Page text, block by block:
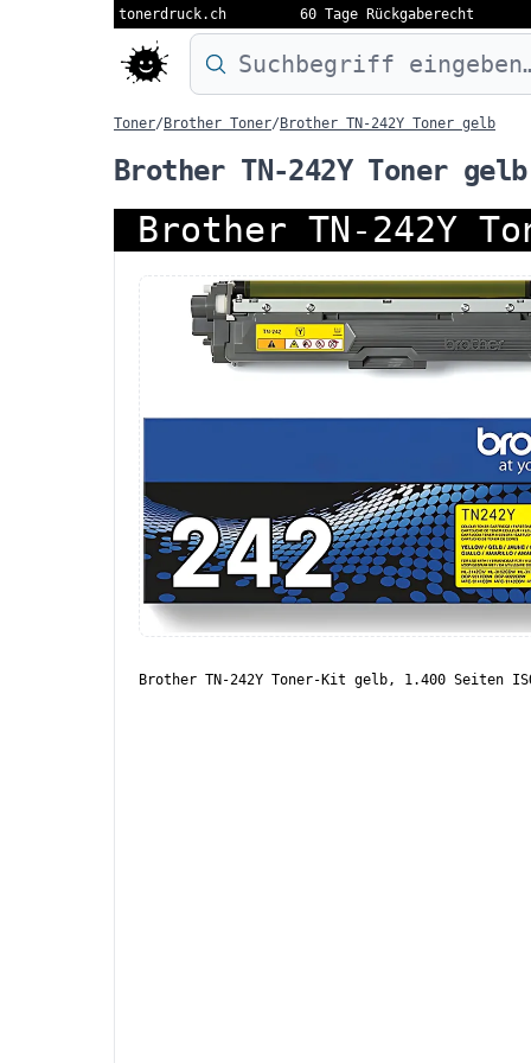
tonerdruck.ch 60 Tage Rückgaberecht
Druckermodell oder Produktnamen
Toner/ Brother Toner/ Brother TN-242Y Toner gelb
Brother TN-242Y Toner
Brother TN-242Y
Brother TN-242Y Toner-Kit gelb, 1.400 Seiten